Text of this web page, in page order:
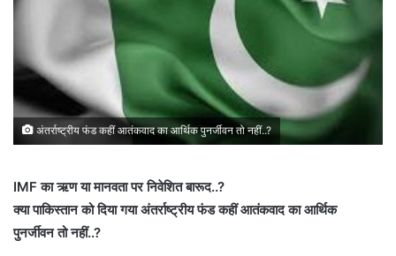
अंतर्राष्ट्रीय फंड कहीं आतंकवाद का आर्थिक पुनर्जीवन तो नहीं..?
IMF का ऋण या मानवता पर निवेशित बारूद..?
क्या पाकिस्तान को दिया गया अंतर्राष्ट्रीय फंड कहीं आतंकवाद का आर्थिक
पुनर्जीवन तो नहीं..?